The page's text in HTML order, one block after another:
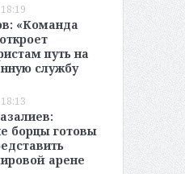
«Команда
путь на
службу
борцы готовы
арене